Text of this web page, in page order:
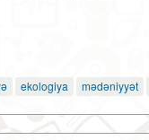
ekologiya mədəniyyət